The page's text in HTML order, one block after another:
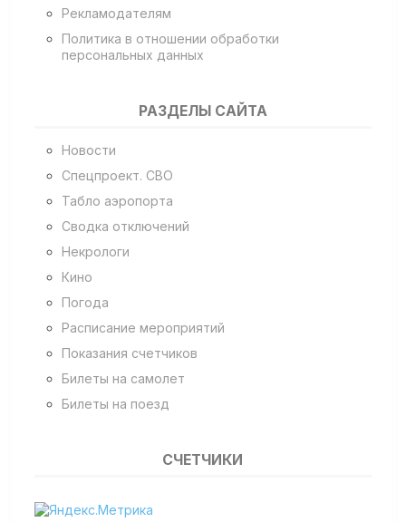
Рекламодателям
Политика в отношении обработки
персональных данных
РАЗДЕЛЫ САЙТА
Новости
Спецпроект. СВО
Табло аэропорта
Сводка отключений
Некрологи
Кино
Погода
Расписание мероприятий
Показания счетчиков
Билеты на самолет
Билеты на поезд
СЧЕТЧИКИ